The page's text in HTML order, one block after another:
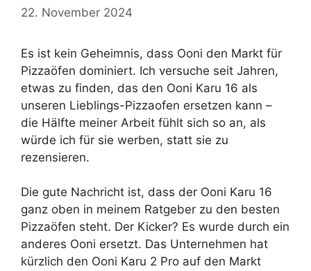
22. November 2024
Es ist kein Geheimnis, dass Ooni den Markt für
Pizzaöfen dominiert. Ich versuche seit Jahren,
etwas zu finden, das den Ooni Karu 16 als
unseren Lieblings-Pizzaofen ersetzen kann –
die Hälfte meiner Arbeit fühlt sich so an, als
würde ich für sie werben, statt sie zu
rezensieren.
Die gute Nachricht ist, dass der Ooni Karu 16
ganz oben in meinem Ratgeber zu den besten
Pizzaöfen steht. Der Kicker? Es wurde durch ein
anderes Ooni ersetzt. Das Unternehmen hat
kürzlich den Ooni Karu 2 Pro auf den Markt